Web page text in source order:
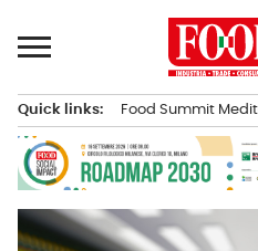
al
principale
Quick links: Food Summit